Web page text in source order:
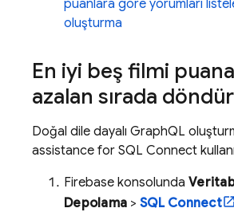
puanlara göre yorumları
oluşturma
En iyi beş filmi
azalan sırada döndür
Doğal dile dayalı GraphQL
assistance for SQL Connect
Firebase konsolunda
Depolama > SQL Connect